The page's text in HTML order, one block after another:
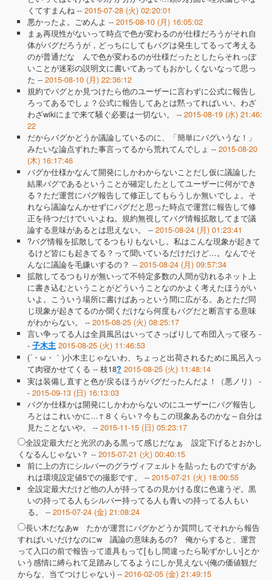
くてすまんね -- 2015-07-28 (火) 02:20:01
悪かったよ。ごめんよ -- 2015-08-10 (月) 16:05:02
まぁ再現性がないって時点で色が変わるのが仕様だろうがそれ自
体がバグだろうが，どっちにしてもバグは発生してるって考える
のが普通だな んで色が変わるのが仕様だったとしたらそれっぽ
いことが迷彩の説明文に書いてあってもおかしくないなって思っ
た -- 2015-08-10 (月) 22:36:12
規約でバグとか見つけたら他のユーザーに言わずに公式に報告し
ろってあるでしょ？公式に報告してあとは黙ってればいい。わざ
わざwikiにまで来て騒ぐ必要は一切ない。 -- 2015-08-19 (水) 21:46:
22
だからバグかどうか議論しているのに、「簡単にバグいうな！」
みたいな論点ずれた事言ってるから荒れてんでしょ -- 2015-08-20
(木) 16:17:46
バグか仕様かなんて開発にしかわからないことだし仮に議論した
結果バグであるということが確定したとしてユーザーに何ができ
る？ただ運営にバグ報告して修正してもらうしか無いでしょ。そ
れなら議論なんかせずにバグだと思った時点で運営に報告して修
正を待つだけでいいよね。規約無視してバグ情報拡散してまで議
論する意味があるとは思えない。 -- 2015-08-24 (月) 01:23:41
?バグ情報を拡散してるつもりもないし。私はこんな現象が起きて
るけど皆にも起きてる？って聞いているだけだけど…。なんでそ
んなに議論を毛嫌いするの？ -- 2015-08-24 (月) 09:57:34
拡散してるつもりが無いって不特定多数の人間が訪れるネット上
に書き込むということがどういうことなのかよく考えたほうがい
いよ。こういう場所に書けばあっという間に広がる。あとただ同
じ現象が起きてるのか聞くだけなら何度もバグだと断言する意味
がわからない。 -- 2015-08-25 (火) 08:25:17
言い争ってる人は全員風呂はいってさっぱりして布団入って寝ろ -
- 子木主 2015-08-25 (火) 11:46:53
(´・ω・｀)小木主じゃないわ、ちょっと出荷されるために風呂入っ
て肉寝かせてくる -- 枝18? 2015-08-25 (火) 11:48:14
実は装備し直すと色が戻るほうがバグだったんだよ！（悪ノリ） -
- 2015-09-13 (日) 16:13:03
バグか仕様かは開発にしかわからないのにユーザーにバグ報告し
ろとはこれいかに…↑８くらい？今もこの現象あるのかな～自分は
見たことないや。 -- 2015-11-15 (日) 05:23:17
全設定最大だと光沢のある黒って感じだなぁ 設定下げるとおかし
くなるんじゃない？ -- 2015-07-21 (火) 00:40:15
前に上の方にシルバーのグラヴィフェルトを貼ったものですがあ
れは環境設定値5での撮影です。 -- 2015-07-21 (火) 18:00:55
全設定最大だけど他の人が持ってるの見かける度に色違うぞ。黒
いの持ってる人もシルバー持ってる人も青いの持ってる人もい
る。 -- 2015-07-24 (金) 21:08:24
長い木だなあw たかが運営にバグかどうか質問してそれから報告
すればいいだけなのにw 議論の意味あるの? 俺からすると、運営
って入口の前で報告って道具もって[もし間違ったら恥ずかしい]とか
いう感情に縛られて足踏みしてるようにしか見えない(俺の価値観だ
からな、当てつけじゃない) -- 2016-02-05 (金) 21:49:15